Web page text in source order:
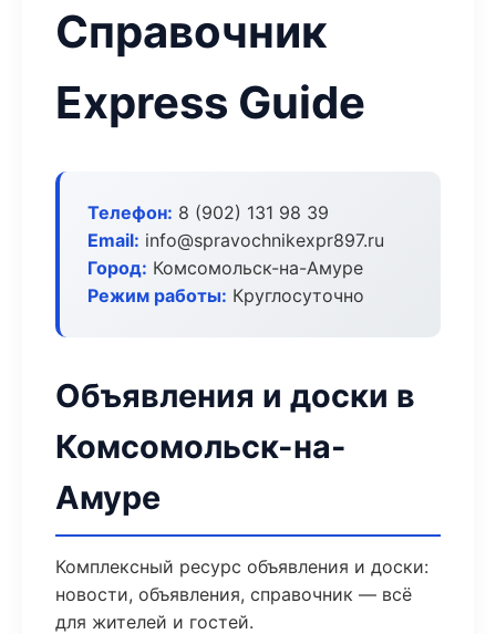
Справочник
Express Guide
Телефон: 8 (902) 131 98 39
Email: info@spravochnikexpr897.ru
Город: Комсомольск-на-Амуре
Режим работы: Круглосуточно
Объявления и доски в
Комсомольск-на-
Амуре
Комплексный ресурс объявления и доски:
новости, объявления, справочник — всё
для жителей и гостей.